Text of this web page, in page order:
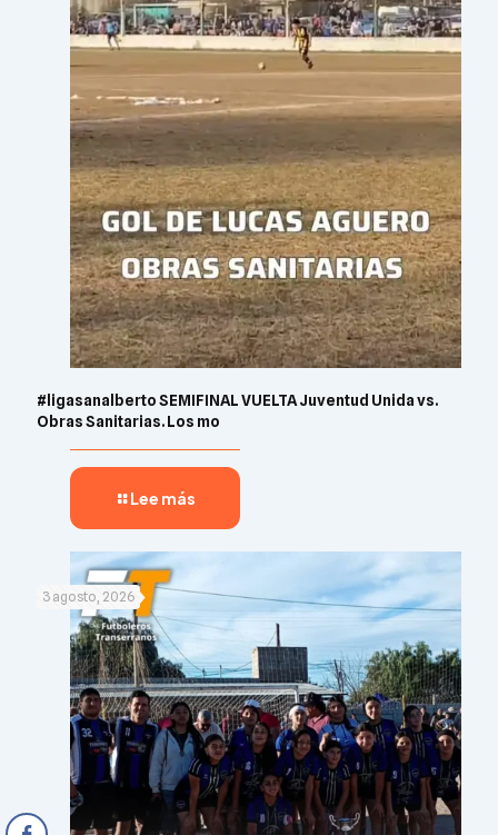
#ligasanalberto SEMIFINAL VUELTA Juventud Unida vs.
Obras Sanitarias. Los mo
Lee más
3 agosto, 2026